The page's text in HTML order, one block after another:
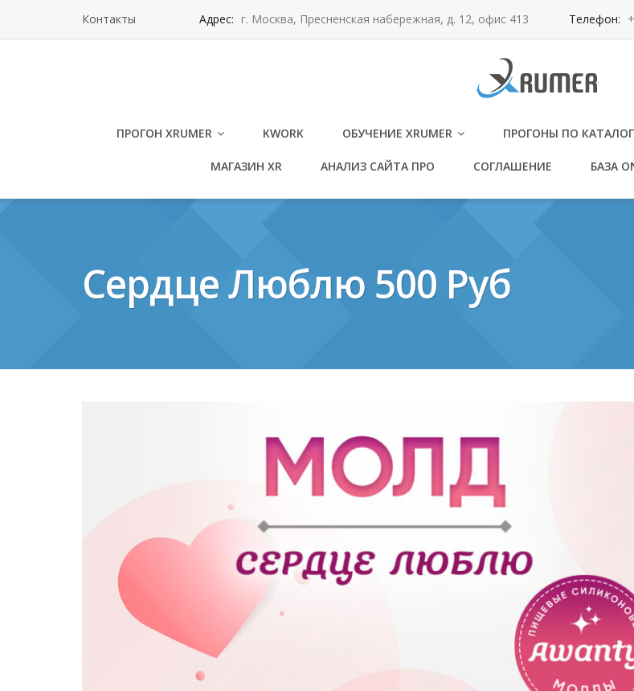
Контакты Адрес: г. Москва, Пресненская набережная, д. 12, офис 413 Телефон:
ПРОГОН XRUMER KWORK ОБУЧЕНИЕ XRUMER ПРОГОНЫ ПО
МАГАЗИН XR АНАЛИЗ САЙТА ПРО СОГЛАШЕНИЕ БАЗА
Сердце Люблю 500 Руб